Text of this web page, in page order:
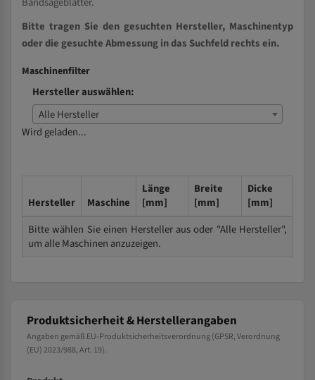
Bitte tragen Sie den gesuchten Hersteller, Maschinentyp
oder die gesuchte Abmessung in das Suchfeld rechts ein.
Maschinenfilter
Hersteller auswählen:
Alle Hersteller
Wird geladen...
Hersteller Maschine
Länge
[mm]
Breite
[mm]
Dicke
[mm]
Bitte wählen Sie einen Hersteller aus oder "Alle Hersteller",
um alle Maschinen anzuzeigen.
Produktsicherheit & Herstellerangaben
Angaben gemäß EU-Produktsicherheitsverordnung (GPSR, Verordnung
(EU) 2023/988, Art. 19).